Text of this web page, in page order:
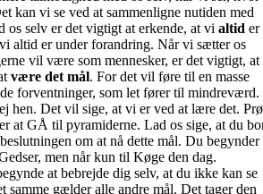
kan vi se ved at sammenligne nutiden med
os selv er det vigtigt at erkende, at vi altid er
altid er under forandring. Når vi sætter os
vil være som mennesker, er det vigtigt, at
være det mål. For det vil føre til en masse
forventninger, som let fører til mindreværd.
hen. Det vil sige, at vi er ved at lære det.
at GÅ til pyramiderne. Lad os sige, at du
om at nå dette mål. Du begynder
men når kun til Køge den dag.
at bebrejde dig selv, at du ikke kan se
samme gælder alle andre mål. Det tager den